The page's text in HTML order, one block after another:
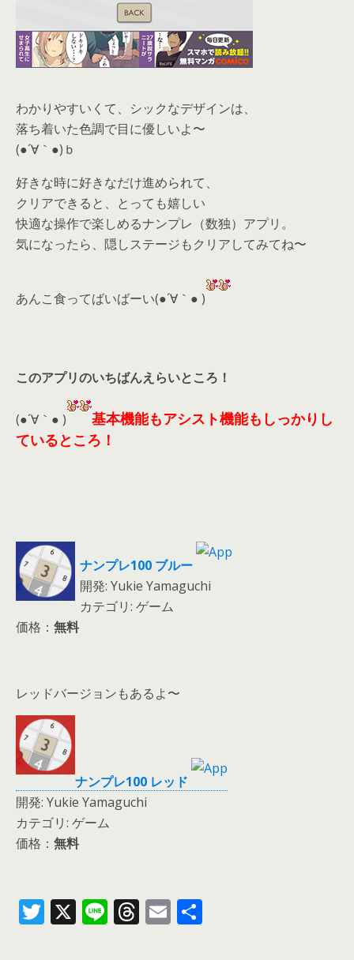
わかりやすいくて、シックなデザインは、
落ち着いた色調で目に優しいよ〜
(●´∀｀●)ｂ
好きな時に好きなだけ進められて、
クリアできると、とっても嬉しい
快適な操作で楽しめるナンプレ（数独）アプリ。
気になったら、 隠しステージもクリアしてみてね〜
あんこ食ってばいばーい(●´∀｀● )
このアプリのいちばんえらいところ！
(●´∀｀● )
基本機能もアシスト機能もしっかりし
ているところ！
ナンプレ100 ブルー
開発: Yukie Yamaguchi
カテゴリ: ゲーム
価格： 無料
レッドバージョンもあるよ〜
ナンプレ100 レッド
開発: Yukie Yamaguchi
カテゴリ: ゲーム
価格： 無料
T X Li T E